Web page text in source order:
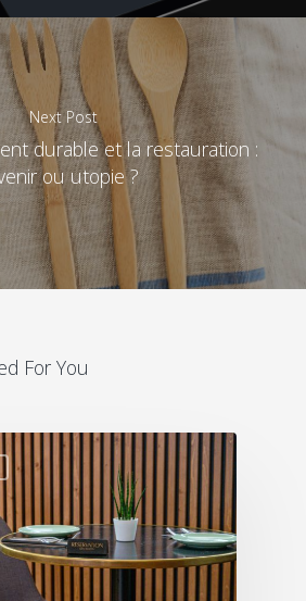
Next Post
durable et la restauration :
ou utopie ?
For You